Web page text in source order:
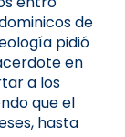
de
pidió
en
a los
que el
hasta